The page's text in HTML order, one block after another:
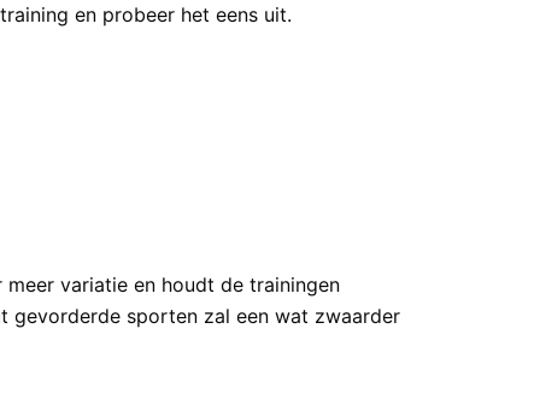
en probeer het eens uit.
variatie en houdt de trainingen
gevorderde sporten zal een wat zwaarder